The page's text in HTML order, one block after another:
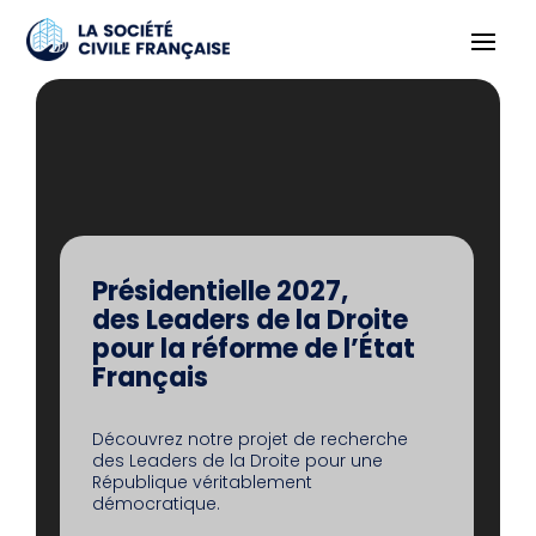
Lecteur
Présidentielle 2027,
des Leaders de la Droite
pour la réforme de l’État
Français
Découvrez notre projet de recherche
des Leaders de la Droite pour une
République véritablement
démocratique.